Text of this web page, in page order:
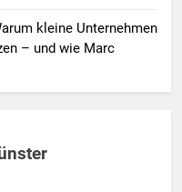
kleine Unternehmen
– und wie Marc